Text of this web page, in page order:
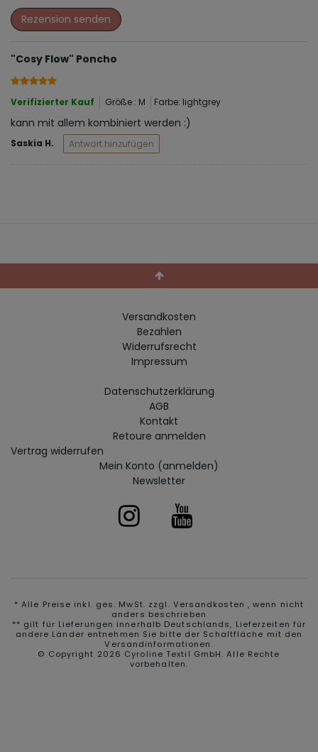
Rezension senden
"Cosy Flow" Poncho
Verifizierter Kauf Größe : M Farbe: lightgrey
kann mit allem kombiniert werden :)
Saskia H. Antwort hinzufügen
Versandkosten
Bezahlen
Widerrufs­recht
Impressum
Daten­schutz­erklärung
AGB
Kontakt
Retoure anmelden
Vertrag widerrufen
Mein Konto (anmelden)
Newsletter
* Alle Preise inkl. ges. MwSt. zzgl. Versandkosten , wenn nicht
anders beschrieben
** gilt für Lieferungen innerhalb Deutschlands, Lieferzeiten für
andere Länder entnehmen Sie bitte der Schaltfläche mit den
Versandinformationen.
© Copyright 2026 Cyroline Textil GmbH. Alle Rechte
vorbehalten.